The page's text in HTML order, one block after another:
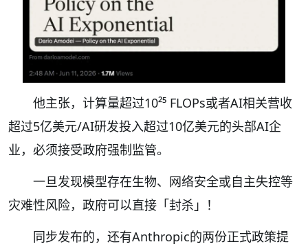
他主张，计算量超过10²⁵ FLOPs或者AI相关营收
超过5亿美元/AI研发投入超过10亿美元的头部AI企
业，必须接受政府强制监管。
一旦发现模型存在生物、网络安全或自主失控等
灾难性风险，政府可以直接「封杀」！
同步发布的，还有Anthropic的两份正式政策提